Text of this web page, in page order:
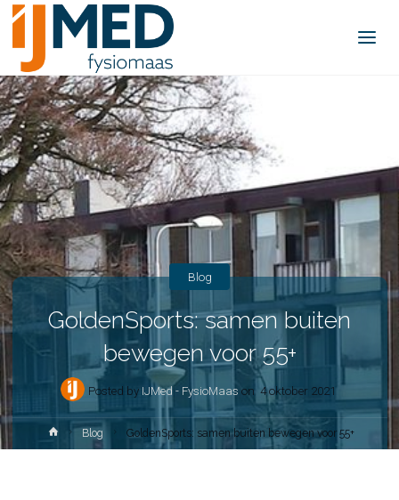
GoldenSports: samen buiten
bewegen voor 55+
Posted by IJMed - FysioMaas on 4 oktober 2021
Blog
HomeBlog GoldenSports: samen buiten bewegen voor 55+